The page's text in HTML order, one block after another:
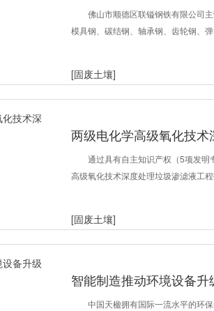
佛山市顺德区联镒钢铁有限公司
模具钢、碳结钢、轴承钢、齿轮钢、
[固废土壤]
两级电化学高级氧化技
通过具有自主知识产权（5项发
高级氧化技术深度处理垃圾渗滤液工
[固废土壤]
智能制造推动环境设备升
中国天楹拥有国际一流水平的环